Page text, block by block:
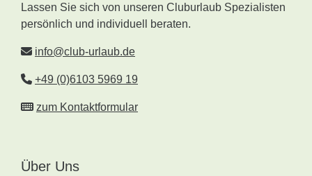
Lassen Sie sich von unseren Cluburlaub Spezialisten
persönlich und individuell beraten.
info@club-urlaub.de
+49 (0)6103 5969 19
zum Kontaktformular
Über Uns